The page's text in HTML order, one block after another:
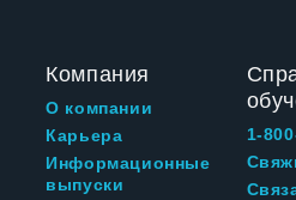
Компания
О компании
Карьера
Информационные
выпуски
1-